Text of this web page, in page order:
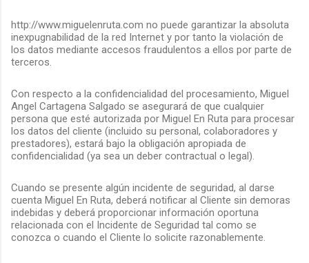
http://www.miguelenruta.com no puede garantizar la absoluta
inexpugnabilidad de la red Internet y por tanto la violación de
los datos mediante accesos fraudulentos a ellos por parte de
terceros.
Con respecto a la confidencialidad del procesamiento, Miguel
Angel Cartagena Salgado se asegurará de que cualquier
persona que esté autorizada por Miguel En Ruta para procesar
los datos del cliente (incluido su personal, colaboradores y
prestadores), estará bajo la obligación apropiada de
confidencialidad (ya sea un deber contractual o legal).
Cuando se presente algún incidente de seguridad, al darse
cuenta Miguel En Ruta, deberá notificar al Cliente sin demoras
indebidas y deberá proporcionar información oportuna
relacionada con el Incidente de Seguridad tal como se
conozca o cuando el Cliente lo solicite razonablemente.